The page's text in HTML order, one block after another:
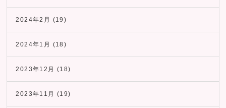
2024年2月 (19)
2024年1月 (18)
2023年12月 (18)
2023年11月 (19)